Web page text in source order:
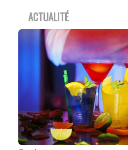
ACTUALITÉ